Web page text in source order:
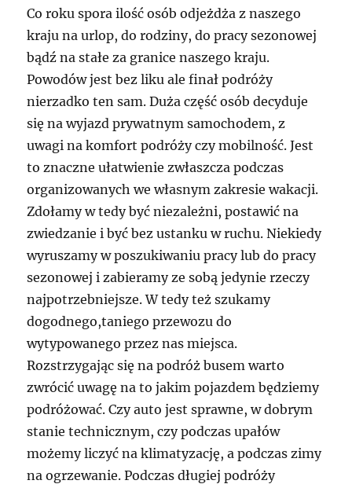
Co roku spora ilość osób odjeżdża z naszego
kraju na urlop, do rodziny, do pracy sezonowej
bądź na stałe za granice naszego kraju.
Powodów jest bez liku ale finał podróży
nierzadko ten sam. Duża część osób decyduje
się na wyjazd prywatnym samochodem, z
uwagi na komfort podróży czy mobilność. Jest
to znaczne ułatwienie zwłaszcza podczas
organizowanych we własnym zakresie wakacji.
Zdołamy w tedy być niezależni, postawić na
zwiedzanie i być bez ustanku w ruchu. Niekiedy
wyruszamy w poszukiwaniu pracy lub do pracy
sezonowej i zabieramy ze sobą jedynie rzeczy
najpotrzebniejsze. W tedy też szukamy
dogodnego,taniego przewozu do
wytypowanego przez nas miejsca.
Rozstrzygając się na podróż busem warto
zwrócić uwagę na to jakim pojazdem będziemy
podróżować. Czy auto jest sprawne, w dobrym
stanie technicznym, czy podczas upałów
możemy liczyć na klimatyzację, a podczas zimy
na ogrzewanie. Podczas długiej podróży